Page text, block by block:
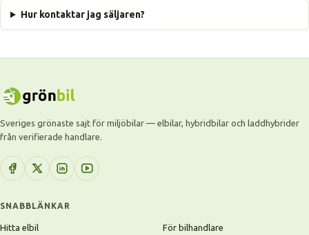
Hur kontaktar jag säljaren?
Sveriges grönaste sajt för miljöbilar — elbilar, hybridbilar och laddhybrider
från verifierade handlare.
SNABBLÄNKAR
Hitta elbil
För bilhandlare